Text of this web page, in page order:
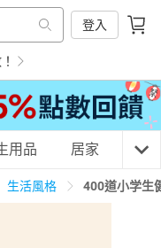
登入
用品 居家 3C
生活風格 400道小学生